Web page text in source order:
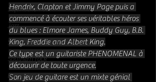
Soft Rock / Folk
Jazz
Soul / Funk / Rhythm Blues
Southern rock
Bons Plans
Hendrix, Clapton et Jimmy Page puis a
commencé à écouter ses véritables héros
du blues : Elmore James, Buddy Guy, B.B.
King, Freddie and Albert King.
Ce type est un guitariste PHENOMENAL à
découvrir de toute urgence.
Son jeu de guitare est un mixte génial